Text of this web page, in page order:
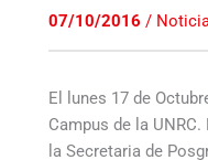
07/10/2016/
El lunes 17 de
Campus de la
la Secretaria de